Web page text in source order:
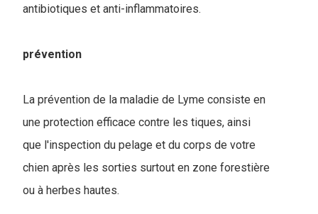
antibiotiques et anti-inflammatoires.
prévention
La prévention de la maladie de Lyme consiste en
une protection efficace contre les tiques, ainsi
que l'inspection du pelage et du corps de votre
chien après les sorties surtout en zone forestière
ou à herbes hautes.